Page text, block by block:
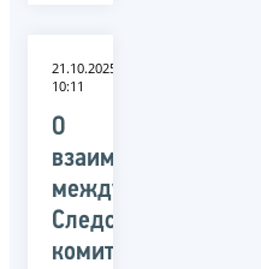
21.10.2025
10:11
О
взаимодействии
между
Следственным
комитетом